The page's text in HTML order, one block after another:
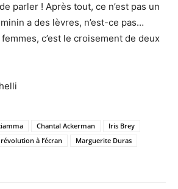
parler ! Après tout, ce n’est pas un
a des lèvres, n’est-ce pas…
femmes, c’est le croisement de deux
Chantal Ackerman
Iris Brey
à l’écran
Marguerite Duras